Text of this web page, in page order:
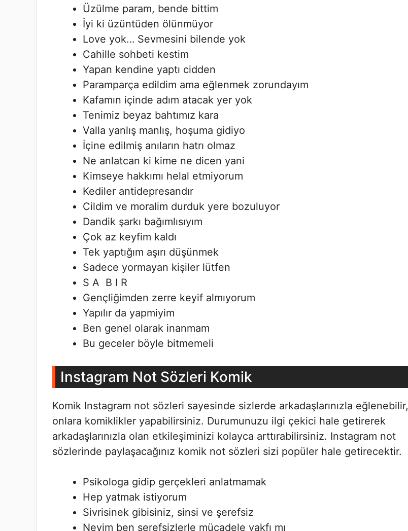
Üzülme param, bende bittim
İyi ki üzüntüden ölünmüyor
Love yok… Sevmesini bilende yok
Cahille sohbeti kestim
Yapan kendine yaptı cidden
Paramparça edildim ama eğlenmek zorundayım
Kafamın içinde adım atacak yer yok
Tenimiz beyaz bahtımız kara
Valla yanlış manlış, hoşuma gidiyo
İçine edilmiş anıların hatrı olmaz
Ne anlatcan ki kime ne dicen yani
Kimseye hakkımı helal etmiyorum
Kediler antidepresandır
Cildim ve moralim durduk yere bozuluyor
Dandik şarkı bağımlısıyım
Çok az keyfim kaldı
Tek yaptığım aşırı düşünmek
Sadece yormayan kişiler lütfen
S A B I R
Gençliğimden zerre keyif almıyorum
Yapılır da yapmiyim
Ben genel olarak inanmam
Bu geceler böyle bitmemeli
Instagram Not Sözleri Komik
Komik Instagram not sözleri sayesinde sizlerde arkadaşlarınızla eğlenebilir,
onlara komiklikler yapabilirsiniz. Durumunuzu ilgi çekici hale getirerek
arkadaşlarınızla olan etkileşiminizi kolayca arttırabilirsiniz. Instagram not
sözlerinde paylaşacağınız komik not sözleri sizi popüler hale getirecektir.
Psikologa gidip gerçekleri anlatmamak
Hep yatmak istiyorum
Sivrisinek gibisiniz, sinsi ve şerefsiz
Neyim ben şerefsizlerle mücadele vakfı mı